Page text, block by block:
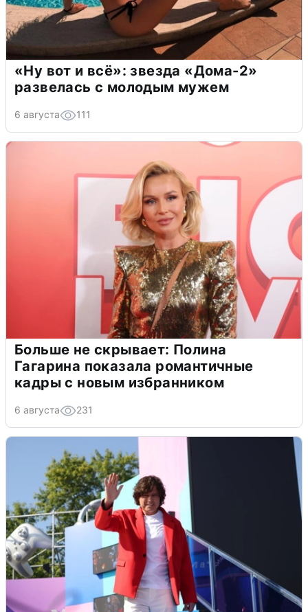
«Ну вот и всё»: звезда «Дома-2»
развелась с молодым мужем
6 августа 111
Больше не скрывает: Полина
Гагарина показала романтичные
кадры с новым избранником
6 августа 231